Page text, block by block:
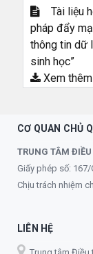
Tài liệu
pháp đẩy
thông tin dữ
sinh học”
Xem thêm
CƠ QUAN CHỦ
TRUNG TÂM
Giấy phép số:
Chịu trách nhiệm
LIÊN HỆ